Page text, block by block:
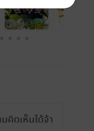
คิดเห็นได้จ้า